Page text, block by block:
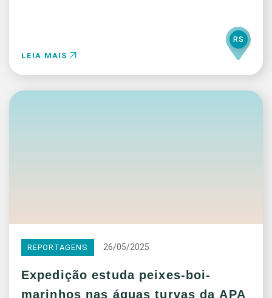
LEIA MAIS
RS
REPORTAGENS 26/05/2025
Expedição estuda peixes-boi-
marinhos nas águas turvas da APA